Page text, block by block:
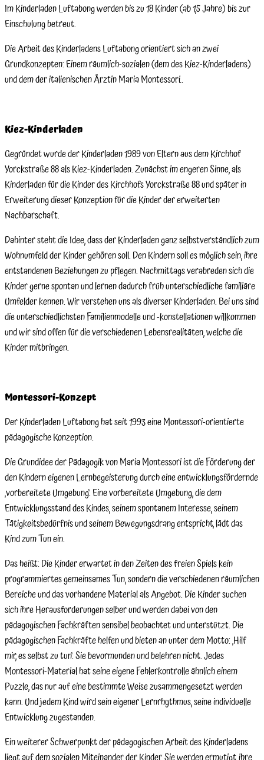
Im Kinderladen Luftabong werden bis zu 18 Kinder (ab 1,5 Jahre) bis zur
Einschulung betreut.
Die Arbeit des Kinderladens Luftabong orientiert sich an zwei
Grundkonzepten: Einem räumlich-sozialen (dem des Kiez-Kinderladens)
und dem der italienischen Ärztin Maria Montessori..
Kiez-Kinderladen
Gegründet wurde der Kinderladen 1989 von Eltern aus dem Kirchhof
Yorckstraße 88 als Kiez-Kinderladen. Zunächst im engeren Sinne, als
Kinderladen für die Kinder des Kirchhofs Yorckstraße 88 und später in
Erweiterung dieser Konzeption für die Kinder der erweiterten
Nachbarschaft.
Dahinter steht die Idee, dass der Kinderladen ganz selbstverständlich zum
Wohnumfeld der Kinder gehören soll. Den Kindern soll es möglich sein, ihre
entstandenen Beziehungen zu pflegen. Nachmittags verabreden sich die
Kinder gerne spontan und lernen dadurch früh unter­schiedliche familiäre
Umfelder kennen. Wir verstehen uns als diverser Kinderladen. Bei uns sind
die unterschiedlichsten Familienmodelle und -konstellationen willkommen
und wir sind offen für die verschiedenen Lebensrealitäten, welche die
Kinder mitbringen.
Montessori-Konzept
Der Kinderladen Luftabong hat seit 1993 eine Montessori-orientierte
pädagogische Konzeption.
Die Grundidee der Pädagogik von Maria Montessori ist die Förderung der
den Kindern eigenen Lernbegeisterung durch eine entwicklungsfördernde
‚vorbereitete Umgebung‘. Eine vorbereitete Umgebung, die dem
Entwicklungsstand des Kindes, seinem spontanem Interesse, seinem
Tätigkeitsbedürfnis und seinem Bewegungsdrang entspricht, lädt das
Kind zum Tun ein.
Das heißt: Die Kinder erwartet in den Zeiten des freien Spiels kein
programmiertes gemeinsames Tun, sondern die verschiedenen räumlichen
Bereiche und das vorhandene Material als Angebot. Die Kinder suchen
sich ihre Herausforderungen selber und werden dabei von den
pädagogischen Fachkräften sensibel beobachtet und unterstützt. Die
pädagogischen Fachkräfte helfen und bieten an unter dem Motto: ‚Hilf
mir, es selbst zu tun‘. Sie bevormunden und belehren nicht. Jedes
Montessori-Material hat seine eigene Fehlerkontrolle ähnlich einem
Puzzle, das nur auf eine bestimmte Weise zusammengesetzt werden
kann. Und jedem Kind wird sein eigener Lernrhythmus, seine individuelle
Entwicklung zugestanden.
Ein weiterer Schwerpunkt der pädagogischen Arbeit des Kinderladens